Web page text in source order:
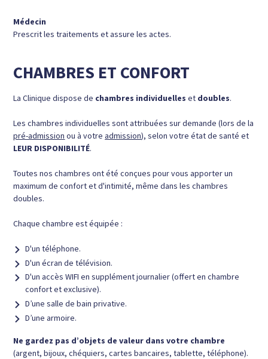
Médecin
Prescrit les traitements et assure les actes.
CHAMBRES ET CONFORT
La Clinique dispose de chambres individuelles et doubles.
Les chambres individuelles sont attribuées sur demande (lors de la
pré-admission ou à votreadmission), selon votre état de santé et
LEUR DISPONIBILITÉ.
Toutes nos chambres ont été conçues pour vous apporter un
maximum de confort et d'intimité, même dans les chambres
doubles.
Chaque chambre est équipée :
D'un téléphone.
D'un écran de télévision.
D'un accès WIFI en supplément journalier (offert en chambre
confort et exclusive).
D’une salle de bain privative.
D’une armoire.
Ne gardez pas d’objets de valeur dans votre chambre
(argent, bijoux, chéquiers, cartes bancaires, tablette, téléphone).